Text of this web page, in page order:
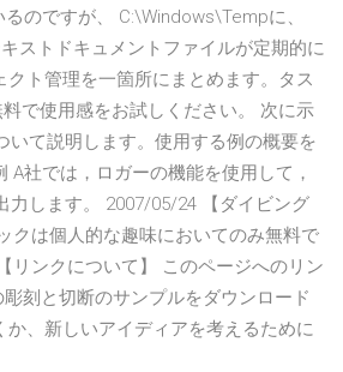
のですが、 C:\Windows\Tempに、
ストドキュメントファイルが定期的に
ト管理を一箇所にまとめます。タス
で使用感をお試しください。 次に示
いて説明します。使用する例の概要を
A社では，ロガーの機能を使用して，
力します。 2007/05/24 【ダイビング
クは個人的な趣味においてのみ無料で
リンクについて】 このページへのリン
刻と切断のサンプルをダウンロード
、新しいアイディアを考えるために